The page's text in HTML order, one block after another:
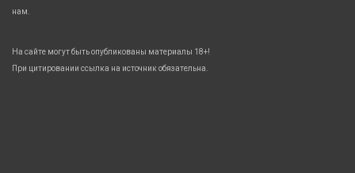
нам.
На сайте могут быть опубликованы материалы 18+!
При цитировании ссылка на источник обязательна.